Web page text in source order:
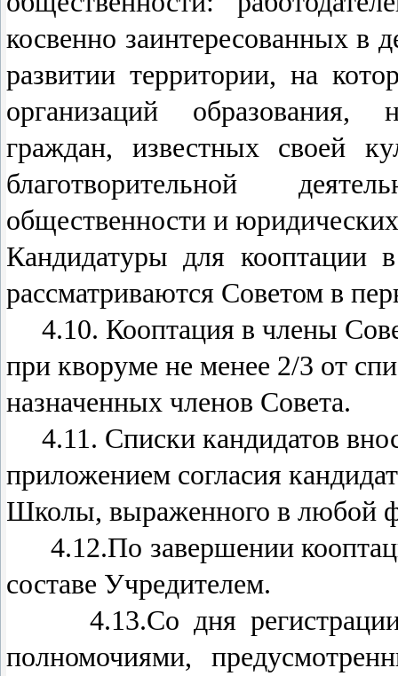
косвенно заинтересованных в
развитии территории, на
организаций образования,
граждан, известных своей
благотворительной
общественности и
Кандидатуры для кооптации
рассматриваются Советом в
4.10. Кооптация в члены
при кворуме не менее 2/3 от
назначенных членов Совета.
4.11. Списки кандидатов
приложением согласия
Школы, выраженного в любой
4.12.По завершении
составе Учредителем.
4.13.Со дня регистрации
полномочиями,